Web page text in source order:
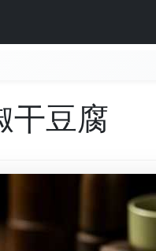
干豆腐